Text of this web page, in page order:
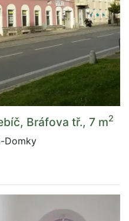
Bráfova tř., 7 m2
Domky